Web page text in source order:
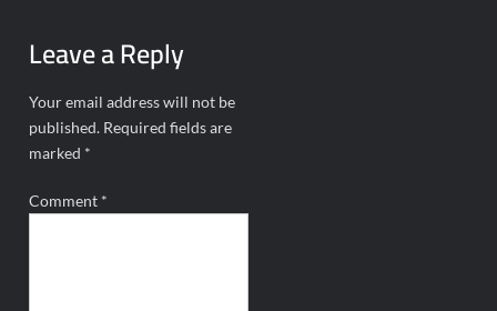
Leave a Reply
Your email address will not be
published. Required fields are
marked *
Comment *